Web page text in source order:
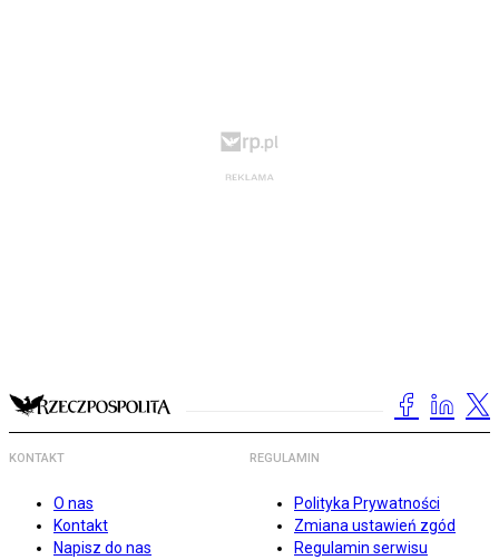
KONTAKT
O nas
Kontakt
Napisz do nas
REGULAMIN
Polityka Prywatności
Zmiana ustawień zgód
Regulamin serwisu